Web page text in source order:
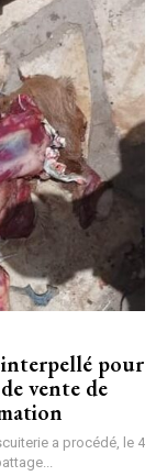
pour
vente de
a procédé, le 4